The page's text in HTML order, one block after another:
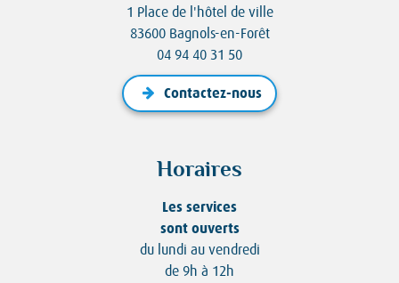
1 Place de l'hôtel de ville
83600 Bagnols-en-Forêt
04 94 40 31 50
Contactez-nous
Horaires
Les services
sont ouverts
du lundi au vendredi
de 9h à 12h